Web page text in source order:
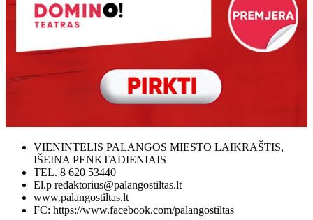
VIENINTELIS PALANGOS MIESTO LAIKRAŠTIS,
IŠEINA PENKTADIENIAIS
TEL. 8 620 53440
El.p redaktorius@palangostiltas.lt
www.palangostiltas.lt
FC: https://www.facebook.com/palangostiltas